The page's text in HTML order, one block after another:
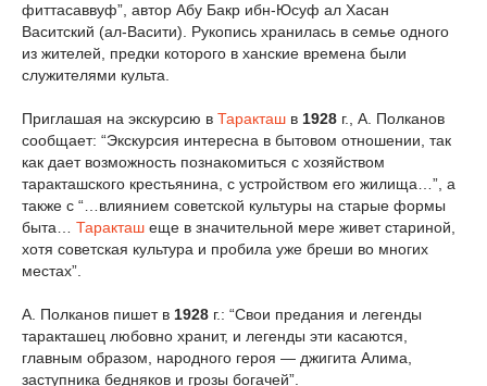
фиттасаввуф”, автор Абу Бакр ибн-Юсуф ал Хасан
Васитский (ал-Васити). Рукопись хранилась в семье одного
из жителей, предки которого в ханские времена были
служителями культа.
Приглашая на экскурсию в Таракташ в 1928 г., А. Полканов
сообщает: “Экскурсия интересна в бытовом отношении, так
как дает возможность познакомиться с хозяйством
таракташского крестьянина, с устройством его жилища…”, а
также с “…влиянием советской культуры на старые формы
быта… Таракташ еще в значительной мере живет стариной,
хотя советская культура и пробила уже бреши во многих
местах”.
А. Полканов пишет в 1928 г.: “Свои предания и легенды
таракташец любовно хранит, и легенды эти касаются,
главным образом, народного героя — джигита Алима,
заступника бедняков и грозы богачей”.